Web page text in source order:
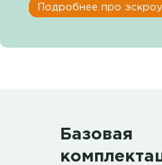
Подробнее про эскроу
Базовая